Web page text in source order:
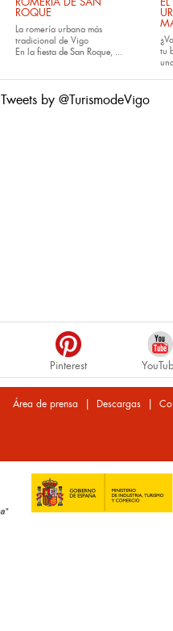
ROQUE
La romería urbana más
tradicional de Vigo
En la fiesta de San Roque, ...
tu
Tweets by @TurismodeVigo
Pinterest
Área de prensa | Descargas|